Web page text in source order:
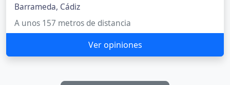
Barrameda, Cádiz
A unos 157 metros de distancia
Ver opiniones